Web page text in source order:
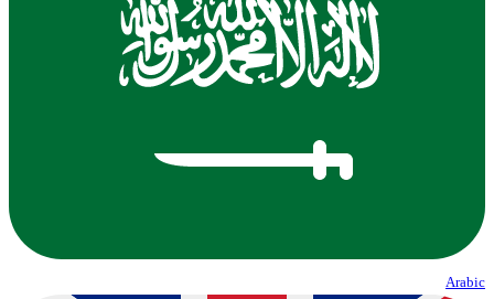
Arabic